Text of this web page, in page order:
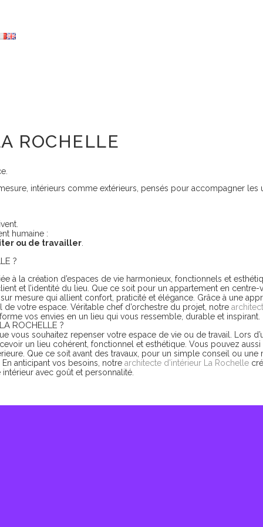
ROCHELLE
intérieurs comme extérieurs, pensés pour accompagner
humaine :
ou de travailler
?
à la création d’espaces de vie harmonieux, fonctionnels et
et l’identité du lieu. Que ce soit pour un appartement en centre-
mesure qui allient confort, praticité et élégance. Grâce à une
votre espace. Véritable chef d’orchestre du projet, notre
vos envies en un lieu qui vous ressemble, durable et inspirant.
ROCHELLE ?
vous souhaitez repenser votre espace de vie ou de travail. Lors
un lieu cohérent, fonctionnel et esthétique. Vous pouvez
Que ce soit avant des travaux, pour un simple conseil ou
anticipant vos besoins, notre architecte d’intérieur La Rochelle
avec goût et personnalité.